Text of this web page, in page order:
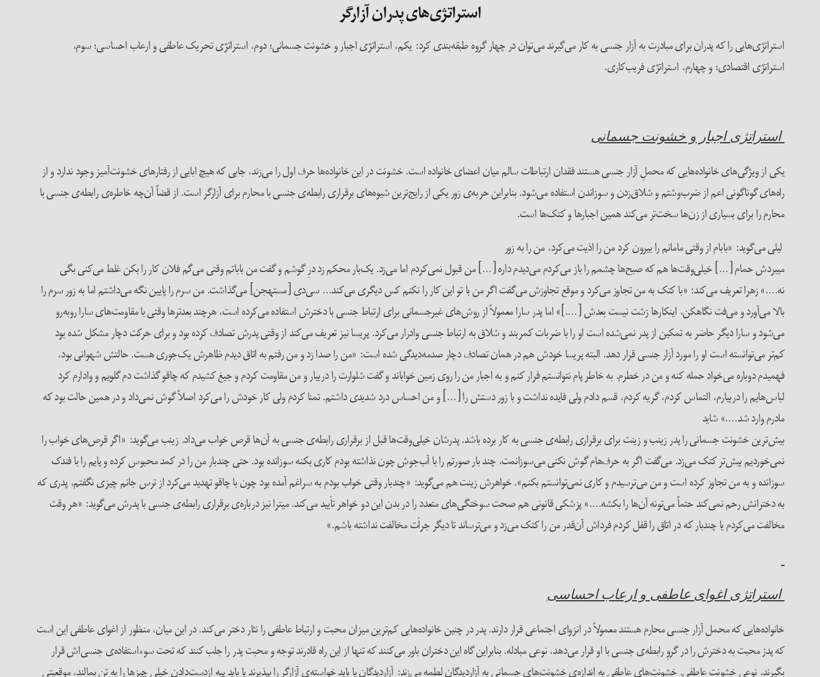
استراتژی‌های پدران آزارگر
استراتژی‌هایی را که پدران برای مبادرت به آزار جنسی به کار می‌گیرند می‌توان در چهار گروه طبقه‌بندی کرد: یکم، استراتژی­ اجبار و خشونت جسمانی؛ دوم، استراتژی­ تحریک عاطفی و ارعاب احساسی؛ سوم،
استراتژی­ اقتصادی؛ و چهارم، استراتژی­ فریب‌کاری.
استراتژی­ اجبار و خشونت جسمانی
یکی از ویژگی‌های خانواده‌هایی که محملِ آزار جنسی هستند فقدان ارتباطات سالم میان اعضای خانواده است. خشونت در این خانواده‌ها حرف اول را می‌زند، جایی که هیچ ابایی از رفتارهای خشونت‌آمیز وجود ندارد و از
راه‌های گوناگونی اعم از ضرب‌وشتم و شلاق‌زدن و سوزاندن استفاده می‌شود. بنابراین حربه‌ی زور یکی از رایج‌ترین شیوه‌های برقراری رابطه‌ی جنسی با محارم برای آزارگر است. از قضاً آن‌چه خاطره‌ی رابطه‌ی جنسی با
محارم­ را برای بسیاری از زن‌ها سخت‌تر می‌کند همین اجبار­ها و کتک‌ها است.
لیلی­ می‌گوید: «بابام از وقتی مامانم را بیرون کرد من را اذیت می‌کرد، من را به زور
می­بردش حمام […] خیلی‌وقت‌ها هم که صبح‌ها چشمم را باز می‌کردم می‌دیدم داره […] من قبول نمی‌کردم اما می‌زد. یک‌بار محکم زد درِ گوشم و گفت من باباتم وقتی می‌گم فلان کار را بکن غلط می‌کنی بگی
نه….» زهرا تعریف می‌کند: «با کتک به من تجاوز می‌کرد و موقع تجاوزش می‌گفت اگر من با تو این کار را نکنم کس دیگری می‌کند… سی‌دیِ [مستهجن] می‌گذاشت. من سرم را پایین نگه می‌داشتم اما به زور سرم را
بالا می‌آورد و می­‌فت نگاه­کن، این­کارها زشت نیست بعدش [….]» اما پدر سارا معمولاً از روش‌های غیرجسمانی برای ارتباط جنسی با دخترش استفاده می‌کرده است، هرچند بعدترها وقتی با مقاومت‌های سارا روبه‌رو
می‌شود و سارا دیگر حاضر به تمکین از پدر نمی‌شده است او را با ضربات کمربند و شلاق به ارتباط جنسی وادرار می‌کرد. پریسا نیز تعریف می‌کند از وقتی پدرش تصادف کرده بود و برای حرکت دچار مشکل شده بود
کم‌تر می‌توانسته است او را مورد آزار جنسی قرار دهد. البته پریسا خودش هم در همان تصادف دچار صدمه‌دیدگی شده است: «من را صدا زد و من رفتم به اتاق دیدم ظاهرش یک‌جوری هست. حالتش شهوانی بود،
فهمیدم دوباره می‌خواد حمله کنه و من در خطرم. به خاطر پام نتوانستم فرار کنم و به اجبار من را روی زمین خواباند و گفت شلوارت را دربیار و من مقاومت کردم و جیغ کشیدم که چاقو گذاشت دم گلویم و وادارم کرد
لباس‌هایم را دربیارم، التماس کردم، گریه کردم، قسم دادم ولی فایده نداشت و با زور دستش را […] و من احساس درد شدیدی داشتم. تمنا کردم ولی کار خودش را می‌کرد اصلاً گوش نمی‌داد و در همین حالت بود که
مادرم وارد شد….» شاید
بیش‌ترین خشونت جسمانی را پدر زینب و زینت برای برقراری رابطه‌ی جنسی به ­کار برده باشد. پدرشان خیلی‌وقت‌ها قبل از برقراری رابطه‌ی جنسی به آن‌ها قرص­ خواب می‌داد. زینب می‌گوید: «اگر قرص‌های خواب را
نمی‌خوردیم بیش‌تر کتک می‌زد. می‌گفت اگر به حرف‌هام گوش نکنی می‌سوزانمت، چند بار صورتم را با آب‌جوش چون نذاشته بودم کاری بکنه سوزانده بود. حتی چندبار من را در کمد محبوس کرده و پایم را با فندک
سوزانده و به من تجاوز کرده است و من می‌ترسیدم و کاری نمی‌توانستم بکنم». خواهرش زینت هم می‌گوید: «چندبار وقتی خواب بودم به سراغم آمده بود چون با چاقو تهدید می‌کرد از ترس جانم چیزی نگفتم، پدری که
به دخترانش رحم نمی‌کند حتماً می‌تونه آن‌ها را بکشه….» پزشکی قانونی هم صحت سوختگی‌های متعدد را در بدن این دو خواهر تأیید می‌کند. میترا نیز درباره‌ی برقراری رابطه‌ی جنسی با پدرش می‌گوید: «هر وقت
مخالفت می‌کردم یا چند­بار که در اتاق را قفل کردم فرداش آن‌قدر من را کتک می‌زد و می‌ترساند تا دیگر جرأت مخالفت نداشته باشم.»
استراتژی­ اغوای عاطفی و ارعاب احساسی
خانواده‌هایی که محمل آزار جنسی محارم هستند معمولاً در انزوای اجتماعی قرار دارند. پدر در ­چنین خانواده‌هایی کم‌ترین میزان محبت و ارتباط عاطفی را نثار دختر می‌کند. در این میان، منظور از اغوای عاطفی این است
که پدرْ محبت به دخترش را در گروِ رابطه‌ی جنسی با او قرار می‌دهد، نوعی مبادله. بنابراین گاه این دختران باور می‌کنند که تنها از این راه قادرند توجه و محبت پدر را جلب کنند که تحت سوء‌استفاده‌ی جنسی‌اش قرار
بگیرند، نوعی خشونت عاطفی. خشونت‌های عاطفی به اندازه‌ی خشونت‌های جسمانی به آزاردیدگان لطمه می‌زند: آزاردیدگان یا باید خواسته‌ی آزارگر را بپذیرند یا باید پیهِ ازدست‌دادن خیلی چیزها را به تن بمالند، موقعیتی